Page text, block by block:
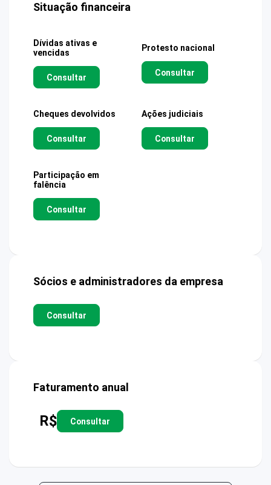
Situação financeira
Dívidas ativas e
vencidas
Consultar
Protesto nacional
Consultar
Cheques devolvidos
Consultar
Ações judiciais
Consultar
Participação em
falência
Consultar
Sócios e administradores da empresa
Consultar
Faturamento anual
R$ Consultar